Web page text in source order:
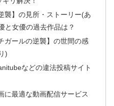
襲】の見所・ストーリー(あ
と女優の過去作品は？
ガールの逆襲】の世間の感
)
などの違法投稿サイト
に最適な動画配信サービス